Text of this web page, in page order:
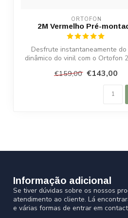
ORTOFON
2M Vermelho Pré-
Desfrute instantaneamente do
dinâmico do vinil com o Ortofon
€159,00 €143,00
Informação adicional
Se tiver dúvidas sobre os nossos
atendimento ao cliente. Lá
e várias formas de entrar em